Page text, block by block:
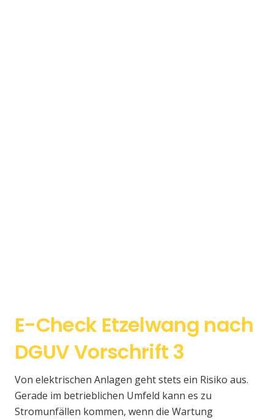
E-Check Etzelwang nach
DGUV Vorschrift 3
Von elektrischen Anlagen geht stets ein Risiko aus.
Gerade im betrieblichen Umfeld kann es zu
Stromunfällen kommen, wenn die Wartung